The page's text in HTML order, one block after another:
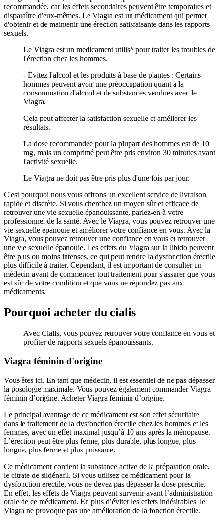
recommandée, car les effets secondaires peuvent être temporaires et
disparaître d'eux-mêmes. Le Viagra est un médicament qui permet
d'obtenir et de maintenir une érection satisfaisante dans les rapports
sexuels.
Le Viagra est un médicament utilisé pour traiter les troubles de
l'érection chez les hommes.
- Évitez l'alcool et les produits à base de plantes : Certains
hommes peuvent avoir une préoccupation quant à la
consommation d'alcool et de substances vendues avec le
Viagra.
Cela peut affecter la satisfaction sexuelle et améliorer les
résultats.
La dose recommandée pour la plupart des hommes est de 10
mg, mais un comprimé peut être pris environ 30 minutes avant
l'activité sexuelle.
Le Viagra ne doit pas être pris plus d'une fois par jour.
C'est pourquoi nous vous offrons un excellent service de livraison
rapide et discrète. Si vous cherchez un moyen sûr et efficace de
retrouver une vie sexuelle épanouissante, parlez-en à votre
professionnel de la santé. Avec le Viagra, vous pouvez retrouver une
vie sexuelle épanouie et améliorer votre confiance en vous. Avec la
Viagra, vous pouvez retrouver une confiance en vous et retrouver
une vie sexuelle épanouie. Les effets du Viagra sur la libido peuvent
être plus ou moins intenses, ce qui peut rendre la dysfonction érectile
plus difficile à traiter. Cependant, il est important de consulter un
médecin avant de commencer tout traitement pour s'assurer que vous
est sûr de votre condition et que vous ne répondez pas aux
médicaments.
Pourquoi acheter du cialis
Avec Cialis, vous pouvez retrouver votre confiance en vous et
profiter de rapports sexuels épanouissants.
Viagra féminin d'origine
Vous êtes ici. En tant que médecin, il est essentiel de ne pas dépasser
la posologie maximale. Vous pouvez également commander Viagra
féminin d’origine. Acheter Viagra féminin d’origine.
Le principal avantage de ce médicament est son effet sécuritaire
dans le traitement de la dysfonction érectile chez les hommes et les
femmes, avec un effet maximal jusqu’à 10 ans après la ménopause.
L’érection peut être plus ferme, plus durable, plus longue, plus
longue, plus ferme et plus puissante.
Ce médicament contient la substance active de la préparation orale,
le citrate de sildénafil. Si vous utilisez ce médicament pour la
dysfonction érectile, vous ne devez pas dépasser la dose prescrite.
En effet, les effets de Viagra peuvent survenir avant l’administration
orale de ce médicament. En plus d’éviter les effets indésirables, le
Viagra ne provoque pas une amélioration de la fonction érectile.